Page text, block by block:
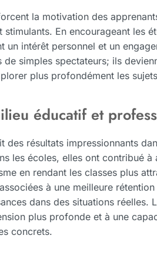
la motivation des
En encourageant les
intérêt personnel et un
simples spectateurs; ils
plus profondément les
éducatif et
des résultats impressionnants
les écoles, elles ont contribué à
en rendant les classes plus
à une meilleure
dans des situations réelles.
plus profonde et à une
concrets.